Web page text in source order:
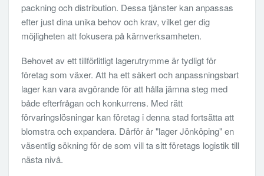
packning och distribution. Dessa tjänster kan anpassas
efter just dina unika behov och krav, vilket ger dig
möjligheten att fokusera på kärnverksamheten.
Behovet av ett tillförlitligt lagerutrymme är tydligt för
företag som växer. Att ha ett säkert och anpassningsbart
lager kan vara avgörande för att hålla jämna steg med
både efterfrågan och konkurrens. Med rätt
förvaringslösningar kan företag i denna stad fortsätta att
blomstra och expandera. Därför är "lager Jönköping" en
väsentlig sökning för de som vill ta sitt företags logistik till
nästa nivå.